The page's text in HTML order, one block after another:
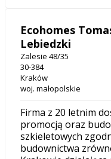
Ecohomes
Lebiedzki
Zalesie 48/35
30-384
Kraków
woj. małopolskie
Firma z 20 letnim
promocją oraz
szkieletowych
budownictwa